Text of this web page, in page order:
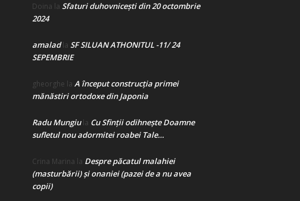
Doina la Sfaturi duhovnicești din 20 octombrie
2024
amaladla SF SILUAN ATHONITUL -11/ 24
SEPEMBRIE
gheorghe la A început construcţia primei
mănăstiri ortodoxe din Japonia
Radu Mungiula Cu Sfinții odihnește Doamne
sufletul nou adormitei roabei Tale…
Crina Marina la Despre păcatul malahiei
(masturbării) şi onaniei (pazei de a nu avea
copii)